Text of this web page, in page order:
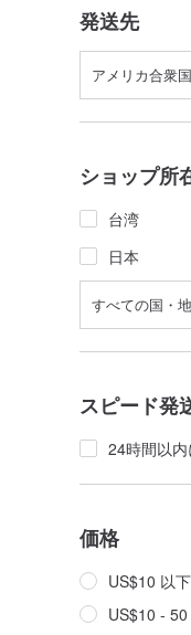
発送先
アメリカ合衆国
ショップ所
台湾
日本
すべての国・
スピード発
24時間以
価格
US$10 以下
US$10 - 50